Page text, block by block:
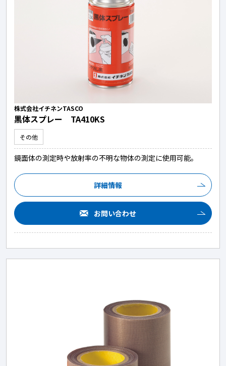
株式会社イチネンTASCO
黒体スプレー TA410KS
その他
鏡面体の測定時や放射率の不明な物体の測定に使用可能。
詳細情報
お問い合わせ